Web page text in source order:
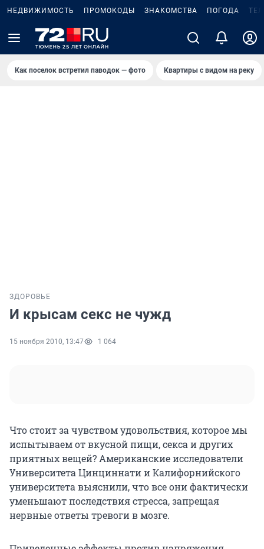
НЕДВИЖИМОСТЬ ПРОМОКОДЫ ЗНАКОМСТВА ПОГОДА
Как поселок встретил паводок — фото Квартиры с видом на реку
ЗДОРОВЬЕ
И крысам секс не чужд
15 ноября 2010, 13:47 1 064
Что стоит за чувством удовольствия, которое мы
испытываем от вкусной пищи, секса и других
приятных вещей? Американские исследователи
Университета Цинциннати и Калифорнийского
университета выяснили, что все они фактически
уменьшают последствия стресса, запрещая
нервные ответы тревоги в мозге.